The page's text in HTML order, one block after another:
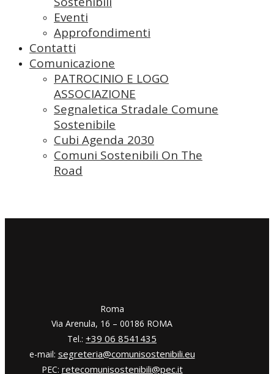
Eventi
Approfondimenti
Contatti
Comunicazione
PATROCINIO E LOGO
ASSOCIAZIONE
Segnaletica Stradale Comune
Sostenibile
Cubi Agenda 2030
Comuni Sostenibili On The
Road
​​Roma
Via Arenula, 16 – 00186 ROMA
Tel.: +39 06 8541435
e-mail: segreteria@comunisostenibili.eu
PEC: retecomunisostenibili@pec.it